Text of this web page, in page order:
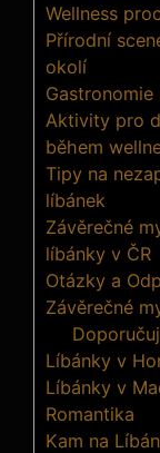
Wellness
Přírodní
okolí
Aktivity pro
během
Tipy na
líbánek
Závěrečné
líbánky v ČR
Otázky a
Závěrečné
Líbánky v
Líbánky v
Romantika
Kam na